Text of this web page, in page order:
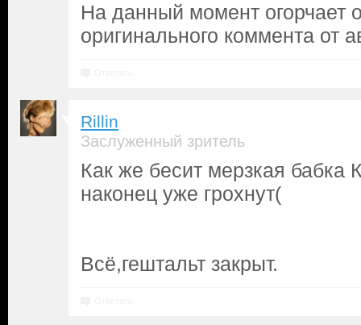
На данный момент огорчает
оригинального коммента от
Rillin
Заслуженный зритель
Как же бесит мерзкая бабка
наконец уже грохнут(
Всё,гештальт закрыт.